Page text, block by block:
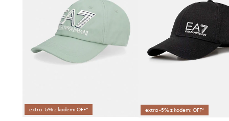
extra -5% z kodem: OFF* extra -5% z kodem: OFF*